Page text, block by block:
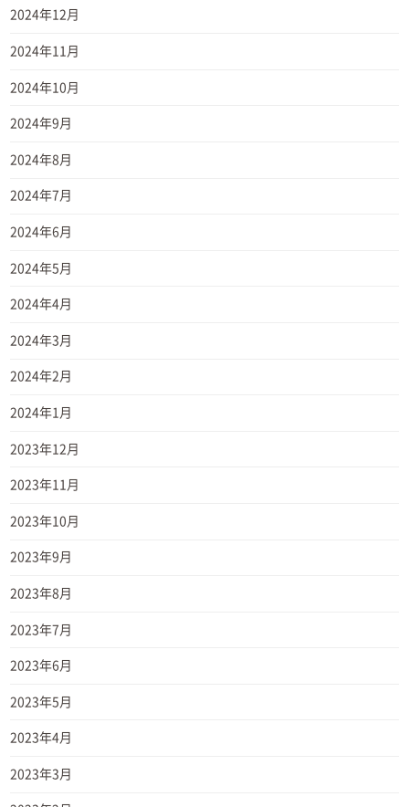
2024年12月
2024年11月
2024年10月
2024年9月
2024年8月
2024年7月
2024年6月
2024年5月
2024年4月
2024年3月
2024年2月
2024年1月
2023年12月
2023年11月
2023年10月
2023年9月
2023年8月
2023年7月
2023年6月
2023年5月
2023年4月
2023年3月